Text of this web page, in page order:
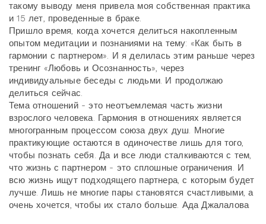
такому выводу меня привела моя собственная практика
и 15 лет, проведенные в браке.
Пришло время, когда хочется делиться накопленным
опытом медитации и познаниями на тему: «Как быть в
гармонии с партнером». И я делилась этим раньше через
тренинг «Любовь и Осознанность», через
индивидуальные беседы с людьми. И продолжаю
делиться сейчас.
Тема отношений - это неотъемлемая часть жизни
взрослого человека. Гармония в отношениях является
многогранным процессом союза двух душ. Многие
практикующие остаются в одиночестве лишь для того,
чтобы познать себя. Да и все люди сталкиваются с тем,
что жизнь с партнером - это сплошные ограничения. И
всю жизнь ищут подходящего партнера, с которым будет
лучше. Лишь не многие пары становятся счастливыми, а
очень хочется, чтобы их стало больше. Ада Джалалова